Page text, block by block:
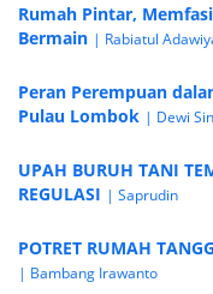
Rumah Pintar,
Bermain | Rabiatul
Peran Perempuan
Pulau Lombok | Dewi
UPAH BURUH TANI
REGULASI | Saprudin
POTRET RUMAH
| Bambang Irawanto